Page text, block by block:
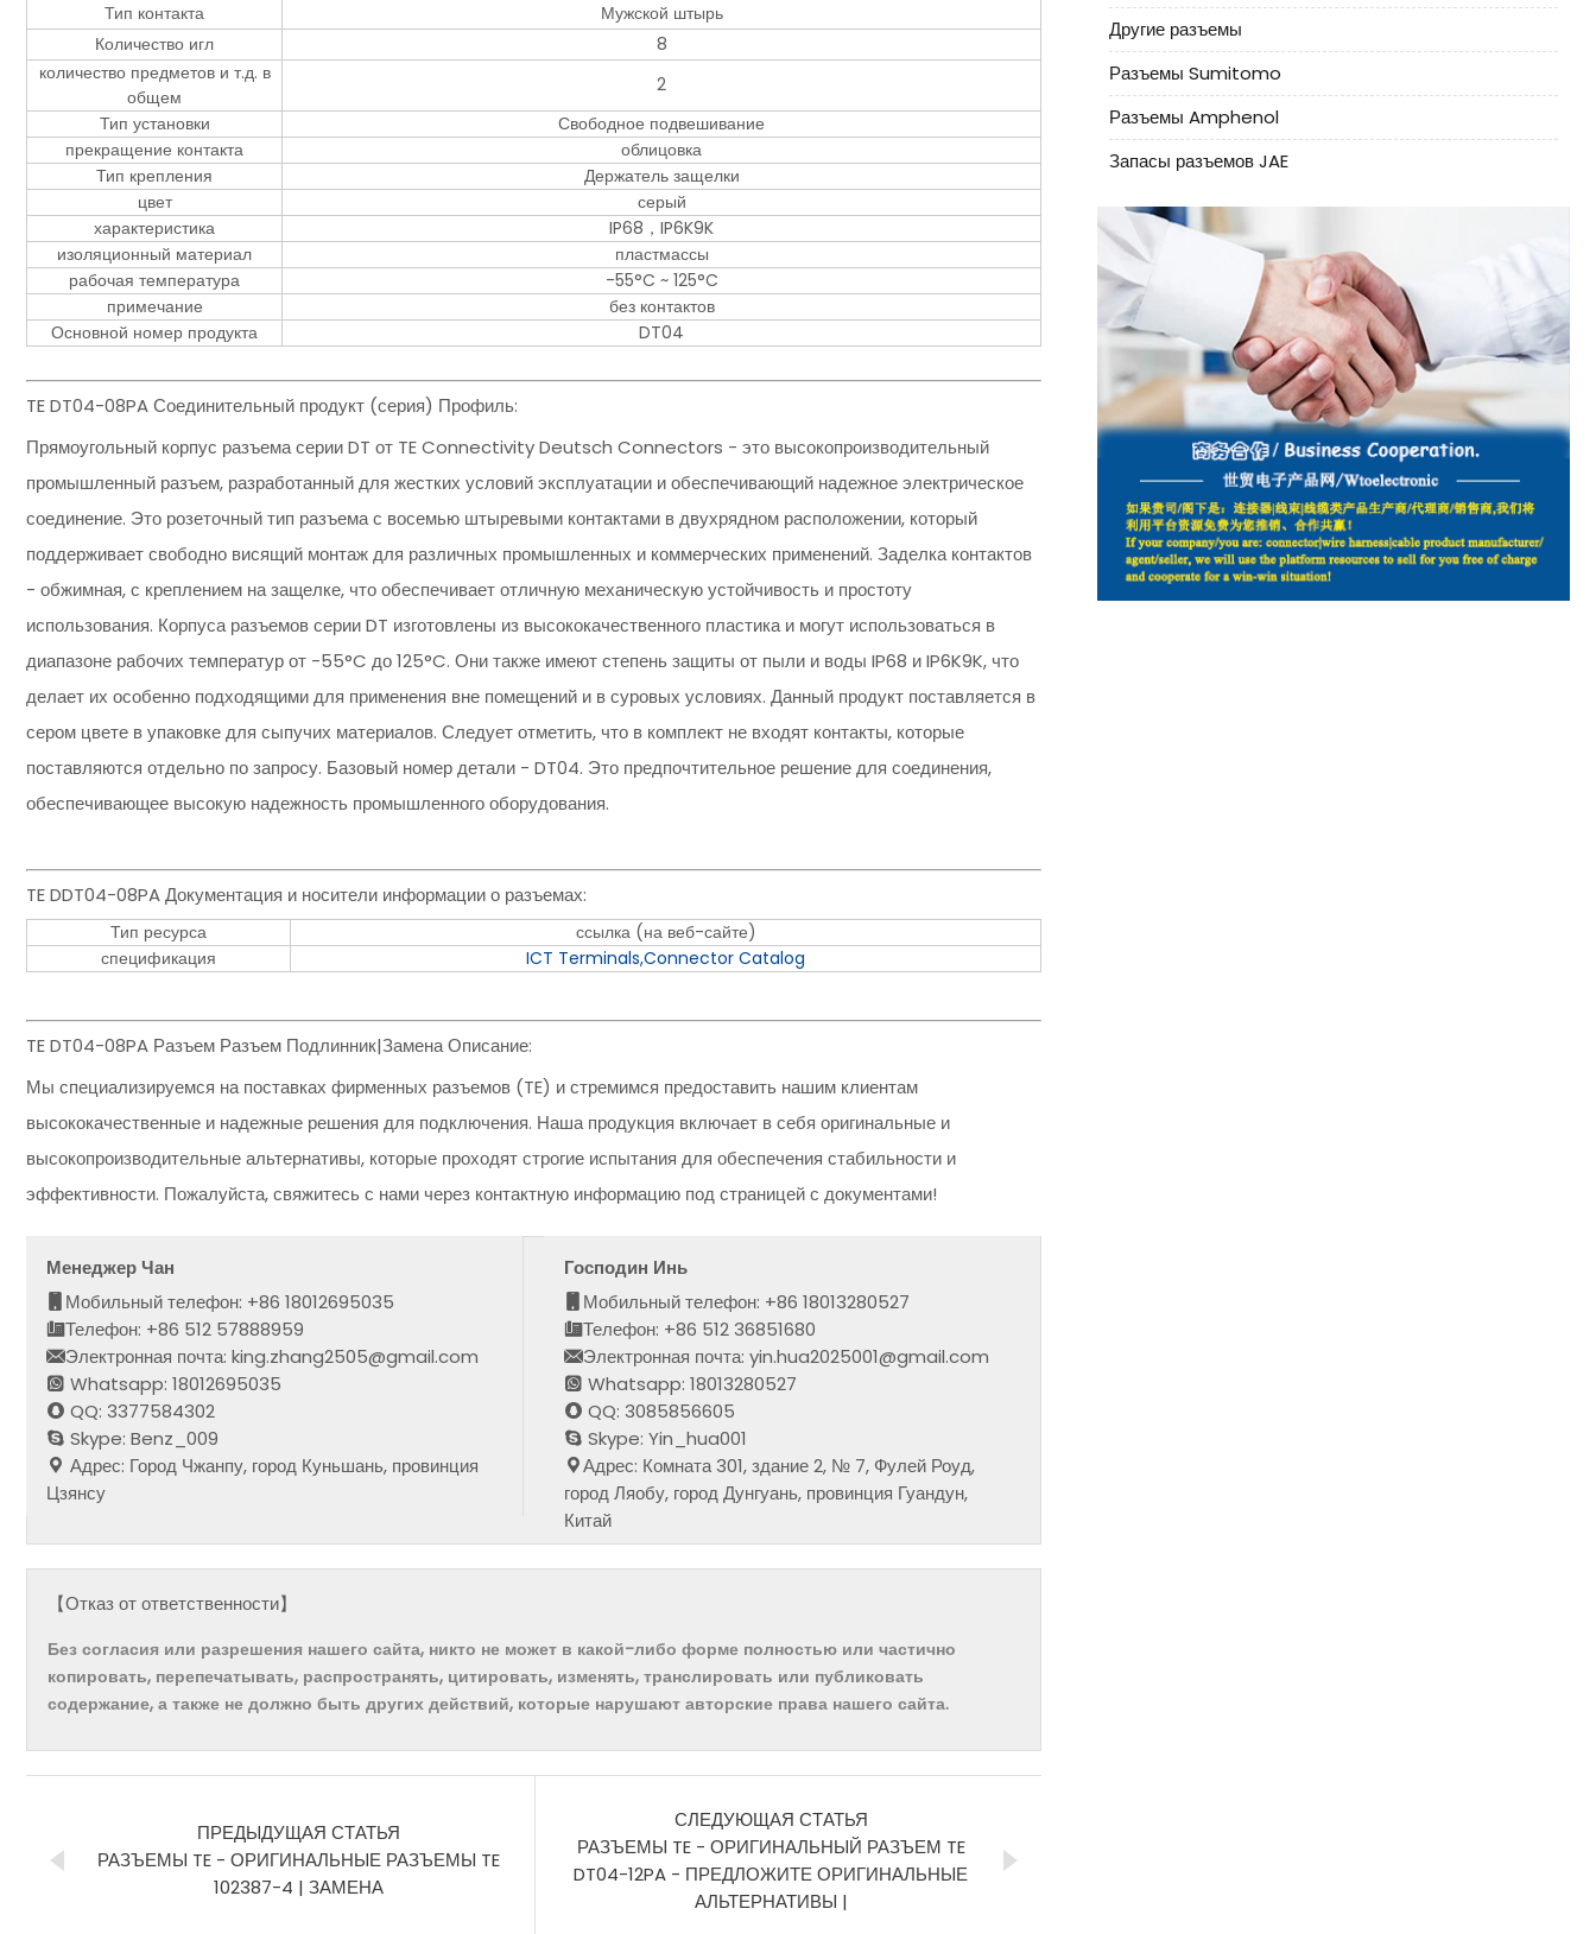
Тип контакта
Мужской штырь
Количество игл
8
количество предметов и т.д. в
общем
2
Тип установки
Свободное подвешивание
прекращение контакта
облицовка
Тип крепления
Держатель защелки
цвет
серый
характеристика
IP68，IP6K9K
изоляционный материал
пластмассы
рабочая температура
-55°C ~ 125°C
примечание
без контактов
Основной номер продукта
DT04
TE DT04-08PA Соединительный продукт (серия) Профиль:
Прямоугольный корпус разъема серии DT от TE Connectivity Deutsch Connectors - это высокопроизводительный
промышленный разъем, разработанный для жестких условий эксплуатации и обеспечивающий надежное электрическое
соединение. Это розеточный тип разъема с восемью штыревыми контактами в двухрядном расположении, который
поддерживает свободно висящий монтаж для различных промышленных и коммерческих применений. Заделка контактов
- обжимная, с креплением на защелке, что обеспечивает отличную механическую устойчивость и простоту
использования. Корпуса разъемов серии DT изготовлены из высококачественного пластика и могут использоваться в
диапазоне рабочих температур от -55°C до 125°C. Они также имеют степень защиты от пыли и воды IP68 и IP6K9K, что
делает их особенно подходящими для применения вне помещений и в суровых условиях. Данный продукт поставляется в
сером цвете в упаковке для сыпучих материалов. Следует отметить, что в комплект не входят контакты, которые
поставляются отдельно по запросу. Базовый номер детали - DT04. Это предпочтительное решение для соединения,
обеспечивающее высокую надежность промышленного оборудования.
TE DDT04-08PA Документация и носители информации о разъемах:
Тип ресурса
ссылка (на веб-сайте)
спецификация
ICT Terminals,Connector Catalog
TE DT04-08PA Разъем Разъем Подлинник|Замена Описание:
Мы специализируемся на поставках фирменных разъемов (TE) и стремимся предоставить нашим клиентам
высококачественные и надежные решения для подключения. Наша продукция включает в себя оригинальные и
высокопроизводительные альтернативы, которые проходят строгие испытания для обеспечения стабильности и
эффективности. Пожалуйста, свяжитесь с нами через контактную информацию под страницей с документами!
Менеджер Чан
Мобильный телефон: +86 18012695035
Телефон: +86 512 57888959
Электронная почта: king.zhang2505@gmail.com
Whatsapp: 18012695035
QQ: 3377584302
Skype: Benz_009
Адрес: Город Чжанпу, город Куньшань, провинция
Цзянсу
Господин Инь
Мобильный телефон: +86 18013280527
Телефон: +86 512 36851680
Электронная почта: yin.hua2025001@gmail.com
Whatsapp: 18013280527
QQ: 3085856605
Skype: Yin_hua001
Адрес: Комната 301, здание 2, № 7, Фулей Роуд,
город Ляобу, город Дунгуань, провинция Гуандун,
Китай
【Отказ от ответственности】
Без согласия или разрешения нашего сайта, никто не может в какой-либо форме полностью или частично
копировать, перепечатывать, распространять, цитировать, изменять, транслировать или публиковать
содержание, а также не должно быть других действий, которые нарушают авторские права нашего сайта.
ПРЕДЫДУЩАЯ СТАТЬЯ
РАЗЪЕМЫ TE - ОРИГИНАЛЬНЫЕ РАЗЪЕМЫ TE
102387-4 | ЗАМЕНА
СЛЕДУЮЩАЯ СТАТЬЯ
РАЗЪЕМЫ TE - ОРИГИНАЛЬНЫЙ РАЗЪЕМ TE
DT04-12PA - ПРЕДЛОЖИТЕ ОРИГИНАЛЬНЫЕ
АЛЬТЕРНАТИВЫ |
Другие разъемы
Разъемы Sumitomo
Разъемы Amphenol
Запасы разъемов JAE